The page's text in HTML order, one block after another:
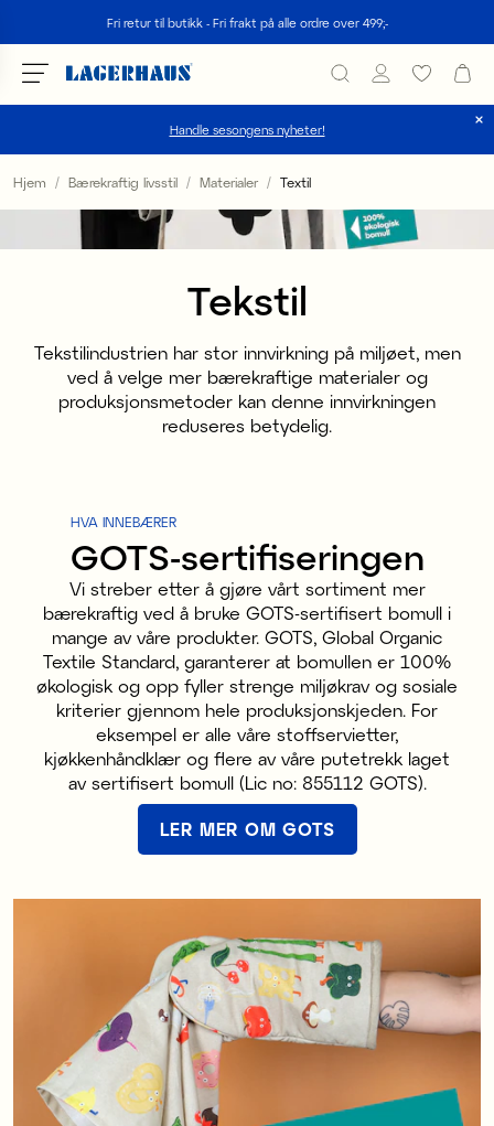
Fri retur til butikk - Fri frakt på alle ordre over 499;-
Handle sesongens nyheter!
velg språk / valuta
DK / EUR
SE / SEK
Hjem Bærekraftig livsstil Materialer Textil
Tekstil
Tekstilindustrien har stor innvirkning på miljøet, men
ved å velge mer bærekraftige materialer og
produksjonsmetoder kan denne innvirkningen
reduseres betydelig.
HVA INNEBÆRER
GOTS-sertifiseringen
Vi streber etter å gjøre vårt sortiment mer
bærekraftig ved å bruke GOTS-sertifisert bomull i
mange av våre produkter. GOTS, Global Organic
Textile Standard, garanterer at bomullen er 100%
økologisk og opp fyller strenge miljøkrav og sosiale
kriterier gjennom hele produksjonskjeden. For
eksempel er alle våre stoffservietter,
kjøkkenhåndklær og flere av våre putetrekk laget
av sertifisert bomull (Lic no: 855112 GOTS).
LER MER OM GOTS